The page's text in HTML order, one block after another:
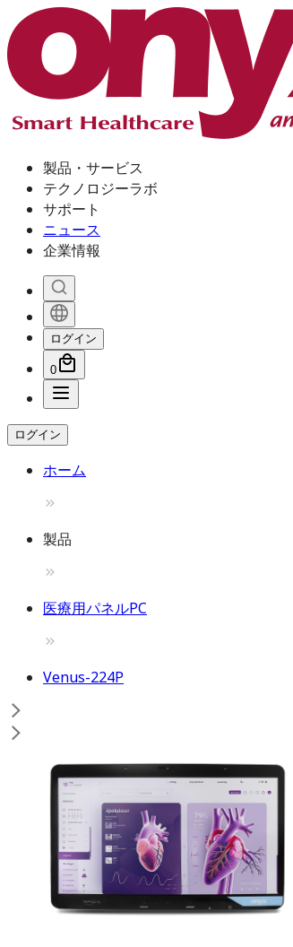
製品・サービス
テクノロジーラボ
サポート
ニュース
企業情報
ログイン
0
ログイン
ホーム
製品
医療用パネルPC
Venus-224P